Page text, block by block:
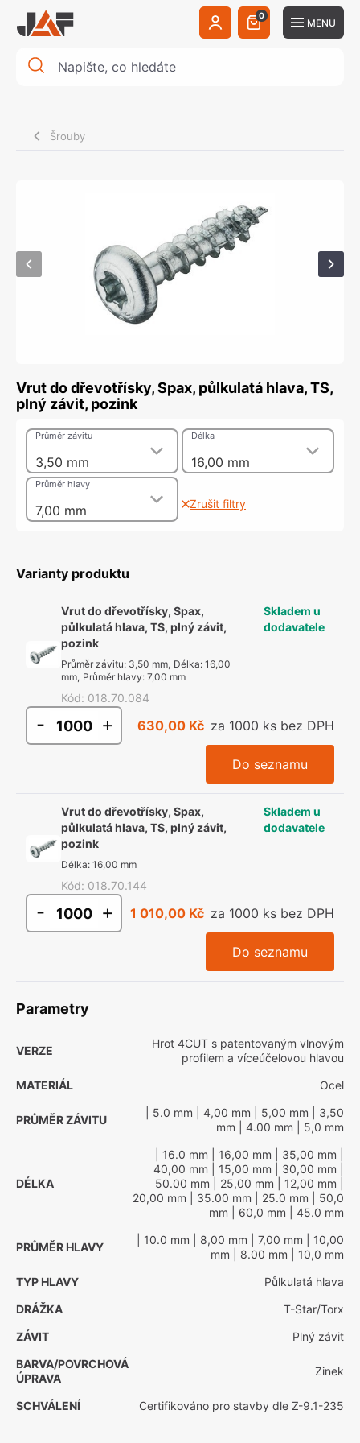
0
MENU
Šrouby
Vrut do dřevotřísky, Spax, půlkulatá hlava, TS,
plný závit, pozink
3,50 mm
Průměr závitu
16,00 mm
Délka
7,00 mm
Průměr hlavy
Zrušit filtry
Varianty produktu
Vrut do dřevotřísky, Spax,
půlkulatá hlava, TS, plný závit,
pozink
Průměr závitu: 3,50 mm, Délka: 16,00
mm, Průměr hlavy: 7,00 mm
Kód: 018.70.084
Skladem u
dodavatele
- + 630,00 Kč za 1000 ks bez DPH
Do seznamu
Vrut do dřevotřísky, Spax,
půlkulatá hlava, TS, plný závit,
pozink
Délka: 16,00 mm
Kód: 018.70.144
Skladem u
dodavatele
- + 1 010,00 Kč za 1000 ks bez DPH
Do seznamu
Parametry
VERZE
Hrot 4CUT s patentovaným vlnovým
profilem a víceúčelovou hlavou
MATERIÁL
Ocel
PRŮMĚR ZÁVITU
| 5.0 mm | 4,00 mm | 5,00 mm | 3,50
mm | 4.00 mm | 5,0 mm
DÉLKA
| 16.0 mm | 16,00 mm | 35,00 mm
40,00 mm | 15,00 mm | 30,00 mm
50.00 mm | 25,00 mm | 12,00 mm
20,00 mm | 35.00 mm | 25.0 mm | 50,0
mm | 60,0 mm | 45.0 mm
PRŮMĚR HLAVY
| 10.0 mm | 8,00 mm | 7,00 mm | 10,00
mm | 8.00 mm | 10,0 mm
TYP HLAVY
Půlkulatá hlava
DRÁŽKA
T-Star/Torx
ZÁVIT
Plný závit
BARVA/POVRCHOVÁ
ÚPRAVA
Zinek
SCHVÁLENÍ Certifikováno pro stavby dle Z-9.1-235